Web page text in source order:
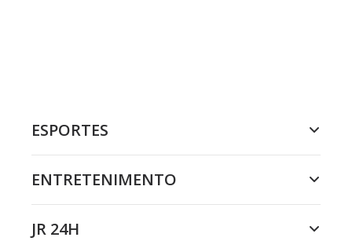
ESPORTES
ENTRETENIMENTO
JR 24H